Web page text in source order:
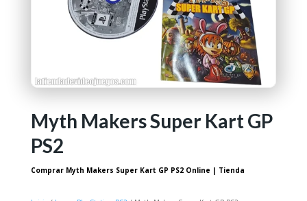
Myth Makers Super Kart GP
PS2
Comprar Myth Makers Super Kart GP PS2 Online | Tienda